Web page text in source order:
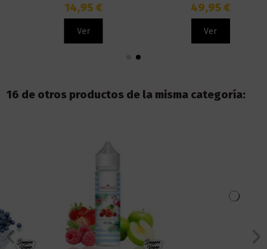
14,95 € 49,95 €
16 de otros productos de la misma categoría: